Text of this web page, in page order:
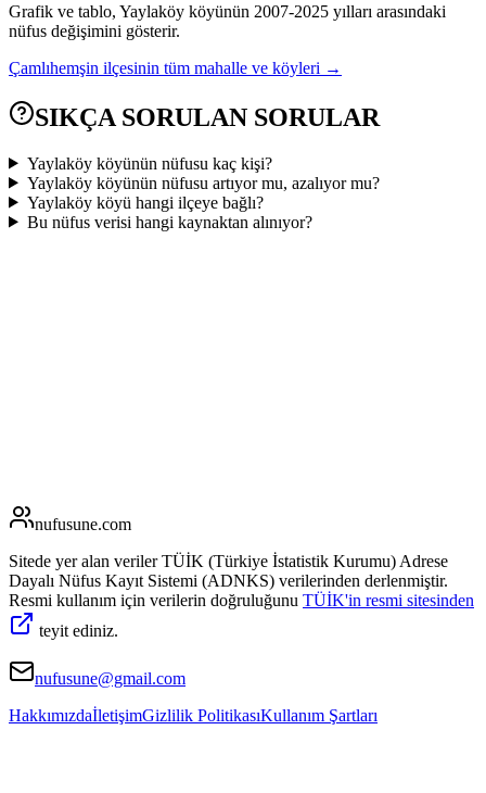
Grafik ve tablo, Yaylaköy köyünün 2007-2025 yılları arasındaki
nüfus değişimini gösterir.
Çamlıhemşin ilçesinin tüm mahalle ve köyleri →
SIKÇA SORULAN SORULAR
Yaylaköy köyünün nüfusu kaç kişi?
Yaylaköy köyünün nüfusu artıyor mu, azalıyor mu?
Yaylaköy köyü hangi ilçeye bağlı?
Bu nüfus verisi hangi kaynaktan alınıyor?
nufusune.com
Sitede yer alan veriler TÜİK (Türkiye İstatistik Kurumu) Adrese
Dayalı Nüfus Kayıt Sistemi (ADNKS) verilerinden derlenmiştir.
Resmi kullanım için verilerin doğruluğunu TÜİK'in resmi sitesinden
teyit ediniz.
nufusune@gmail.com
HakkımızdaİletişimGizlilik PolitikasıKullanım Şartları